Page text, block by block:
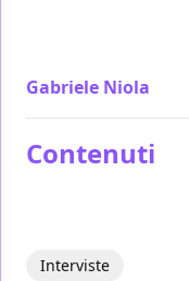
Gabriele Niola
Contenuti
Interviste